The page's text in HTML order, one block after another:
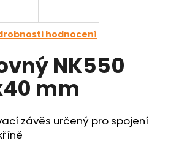
hodnocení
NK550
mm
závěs určený pro spojení
HLEDAT